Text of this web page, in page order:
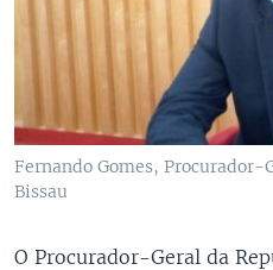
Fernando Gomes,
Bissau
O Procurador-Geral da